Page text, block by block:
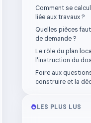
Comment se
liée aux travaux ?
Quelles pièces
de demande ?
Le rôle du plan
l'instruction du
Foire aux
construire et la
LES PLUS LUS